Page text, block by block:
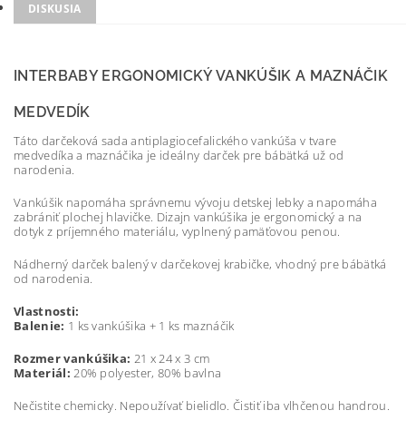
DISKUSIA
INTERBABY ERGONOMICKÝ VANKÚŠIK A MAZNÁČIK
MEDVEDÍK
Táto darčeková sada antiplagiocefalického vankúša v tvare
medvedíka a maznáčika je ideálny darček pre bábätká už od
narodenia.
Vankúšik napomáha správnemu vývoju detskej lebky a napomáha
zabrániť plochej hlavičke. Dizajn vankúšika je ergonomický a na
dotyk z príjemného materiálu, vyplnený pamäťovou penou.
Nádherný darček balený v darčekovej krabičke, vhodný pre bábätká
od narodenia.
Vlastnosti:
Balenie: 1 ks vankúšika + 1 ks maznáčik
Rozmer vankúšika: 21 x 24 x 3 cm
Materiál: 20% polyester, 80% bavlna
Nečistite chemicky. Nepoužívať bielidlo. Čistiť iba vlhčenou handrou.